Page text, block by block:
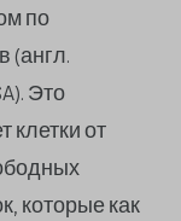
по
(англ.
Это
клетки от
которые как